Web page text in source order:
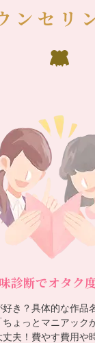
ンセリ
診断でオタク
き？具体的な作品
ょっとマニアック
丈夫！費やす費用や